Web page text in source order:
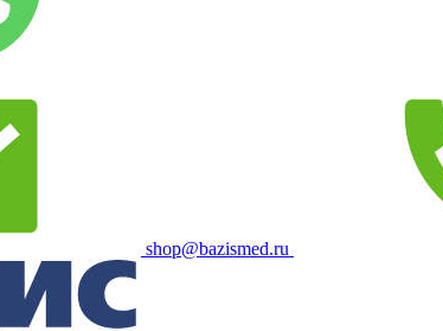
shop@bazismed.ru